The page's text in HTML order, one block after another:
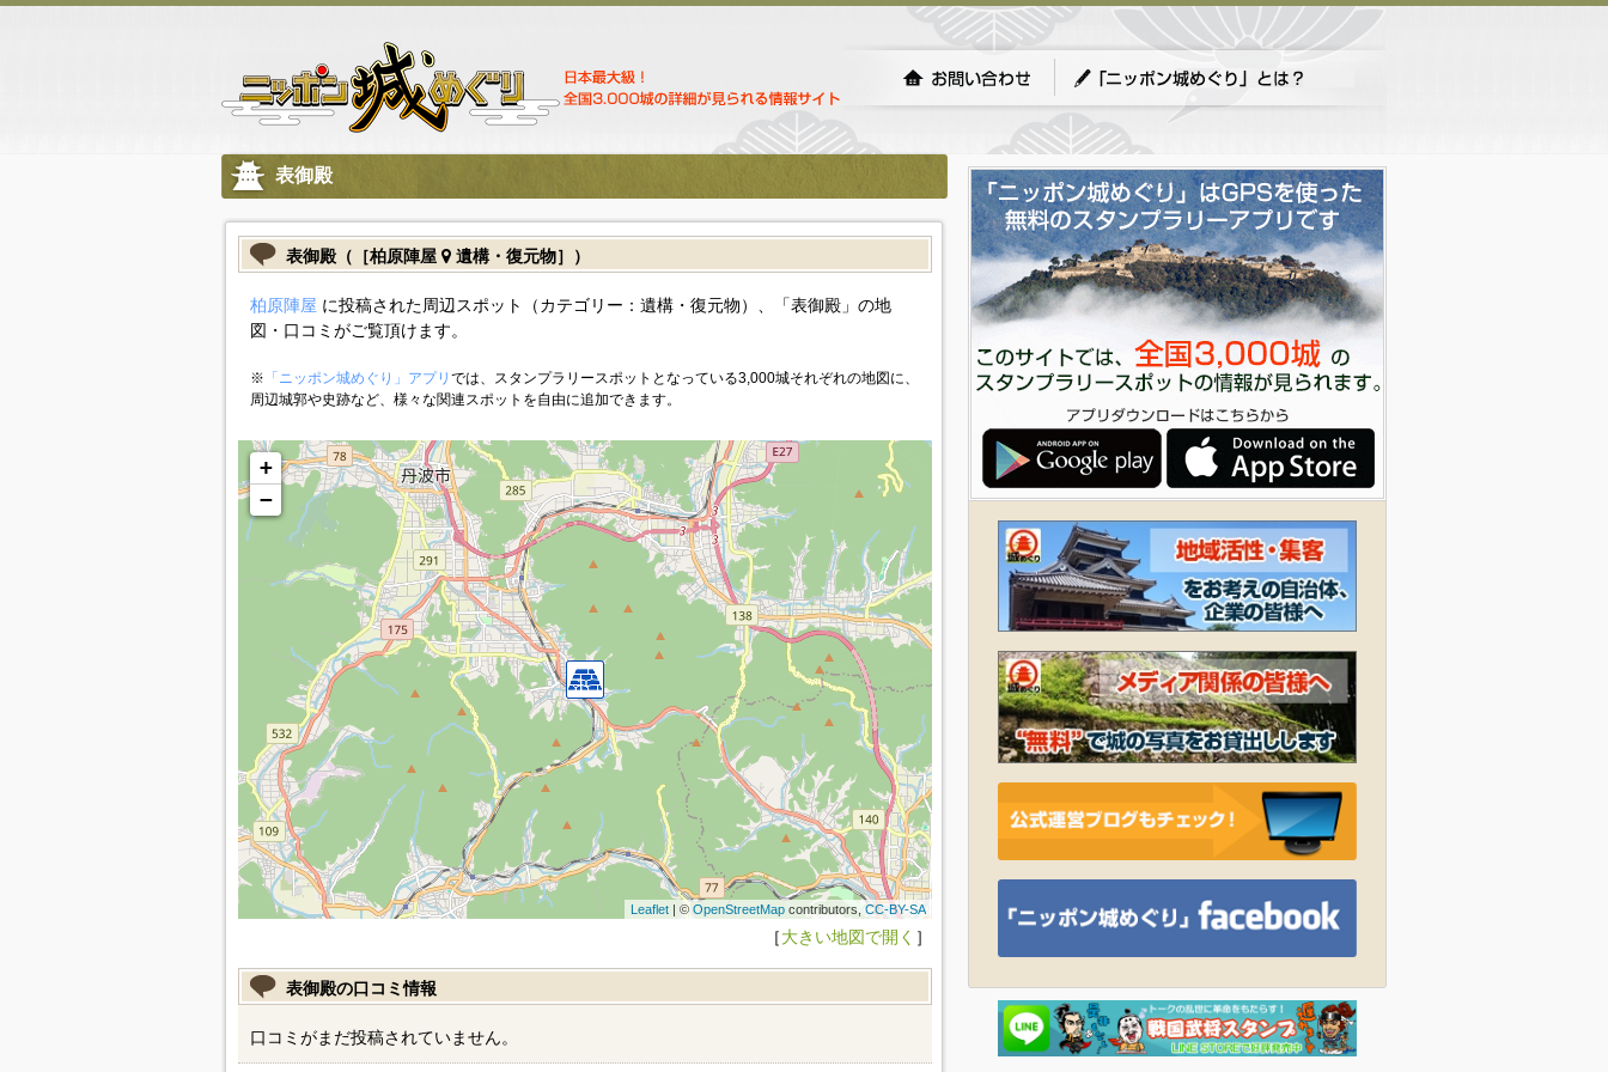
表御殿
表御殿（［柏原陣屋 遺構・復元物］）
柏原陣屋 に投稿された周辺スポット（カテゴリー：遺構・復元物）、「表御殿」の地
図・口コミがご覧頂けます。
※ 「ニッポン城めぐり」アプリ では、スタンプラリースポットとなっている3,000城それぞれの地図に、
周辺城郭や史跡など、様々な関連スポットを自由に追加できます。
+
−
Leaflet| © OpenStreetMapcontributors,CC-BY-SA
［大きい地図で開く ］
表御殿の口コミ情報
口コミがまだ投稿されていません。